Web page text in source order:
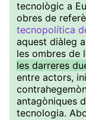
tecnològic a
obres de
tecnopolítica
aquest diàleg
les ombres de
les darreres
entre actors,
antagòniques
tecnologia.